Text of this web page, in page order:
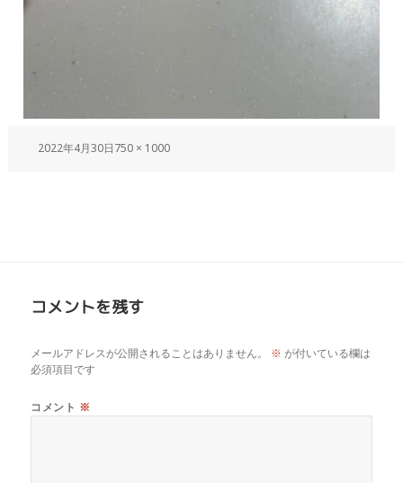
2022年4月30日750 × 1000
コメントを残す
メールアドレスが公開されることはありません。 ※ が付いている欄は
必須項目です
コメント ※